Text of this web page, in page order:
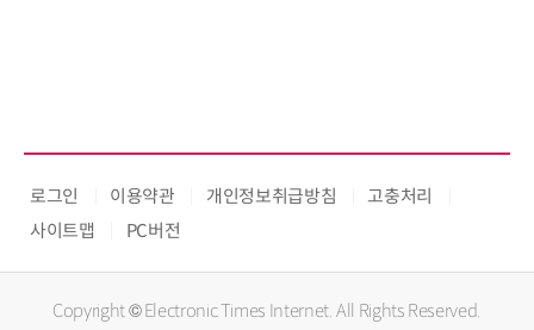
로그인 이용약관 개인정보취급방침
고충처리
사이트맵
PC버전
Copyright © Electronic Times Internet. All Rights Reserved.